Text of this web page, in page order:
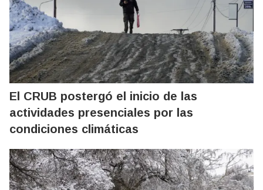
El CRUB postergó el inicio de las
actividades presenciales por las
condiciones climáticas